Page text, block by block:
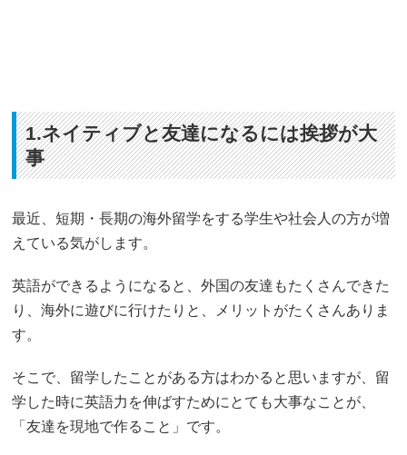
1.ネイティブと友達になるには挨拶が大
事
最近、短期・長期の海外留学をする学生や社会人の方が増
えている気がします。
英語ができるようになると、外国の友達もたくさんできた
り、海外に遊びに行けたりと、メリットがたくさんありま
す。
そこで、留学したことがある方はわかると思いますが、留
学した時に英語力を伸ばすためにとても大事なことが、
「友達を現地で作ること」です。